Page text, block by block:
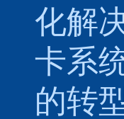
化解
卡系
的转